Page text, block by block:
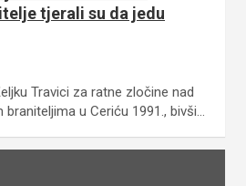
tjerali su da jedu
Travici za ratne zločine nad
u Ceriću 1991., bivši…